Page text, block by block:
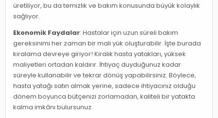
üretiliyor, bu da temizlik ve bakım konusunda büyük kolaylık
sağlıyor.
Ekonomik Faydalar: Hastalar için uzun süreli bakım
gereksinimi her zaman bir mali yük oluşturabilir. İşte burada
kiralama devreye giriyor! Kiralık hasta yatakları, yüksek
maliyetleri ortadan kaldırır. İhtiyaç duyduğunuz kadar
süreyle kullanabilir ve tekrar dönüş yapabilirsiniz. Böylece,
hasta yatağı satın almak yerine, sadece ihtiyacınız olduğu
dönem boyunca bütçenizi zorlamadan, kaliteli bir yatakta
kalma imkânı bulursunuz.